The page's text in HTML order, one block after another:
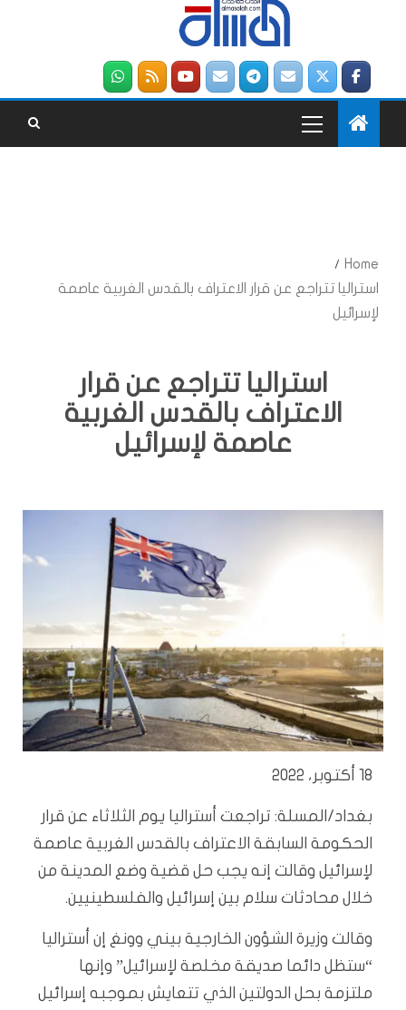
Home
استراليا تتراجع عن قرار الاعتراف بالقدس الغربية عاصمة
لإسرائيل
استراليا تتراجع عن قرار
الاعتراف بالقدس الغربية
عاصمة لإسرائيل
18 أكتوبر، 2022
بغداد/المسلة: تراجعت أستراليا يوم الثلاثاء عن قرار
الحكومة السابقة الاعتراف بالقدس الغربية عاصمة
لإسرائيل وقالت إنه يجب حل قضية وضع المدينة من
خلال محادثات سلام بين إسرائيل والفلسطينيين.
وقالت وزيرة الشؤون الخارجية بيني وونغ إن أستراليا
“ستظل دائما صديقة مخلصة لإسرائيل” وإنها
ملتزمة بحل الدولتين الذي تتعايش بموجبه إسرائيل